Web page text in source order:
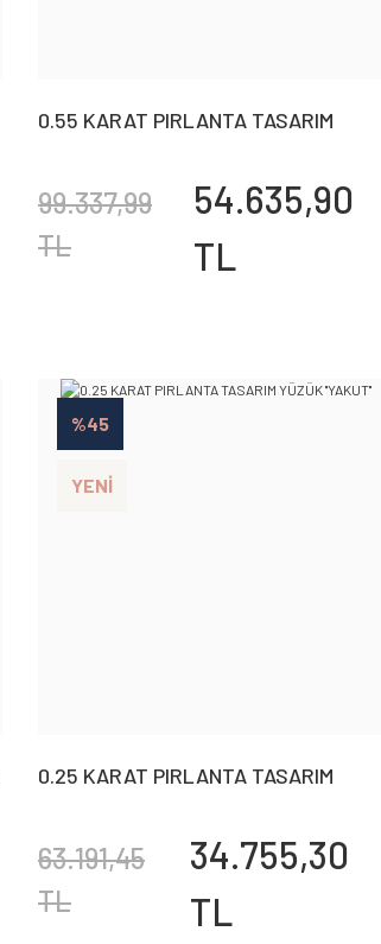
0.55 KARAT PIRLANTA TASARIM
99.337,99
TL
54.635,90
TL
%45
YENİ
0.25 KARAT PIRLANTA TASARIM
63.191,45
TL
34.755,30
TL